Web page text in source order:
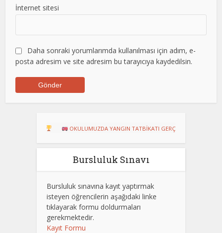
İnternet sitesi
Daha sonraki yorumlarımda kullanılması için adım, e-
posta adresim ve site adresim bu tarayıcıya kaydedilsin.
OKULUMUZDA YANGIN TATBİKATI GERÇEKLEŞTİRİLDİ
Bursluluk Sınavı
Bursluluk sınavına kayıt yaptırmak
isteyen öğrencilerin aşağıdaki linke
tıklayarak formu doldurmaları
gerekmektedir.
Kayıt Formu